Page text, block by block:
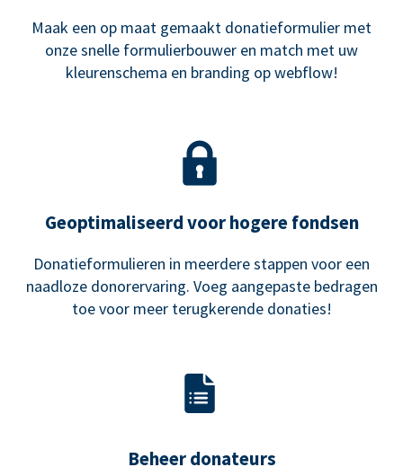
Maak een op maat gemaakt donatieformulier met
onze snelle formulierbouwer en match met uw
kleurenschema en branding op webflow!
Geoptimaliseerd voor hogere fondsen
Donatieformulieren in meerdere stappen voor een
naadloze donorervaring. Voeg aangepaste bedragen
toe voor meer terugkerende donaties!
Beheer donateurs